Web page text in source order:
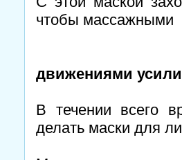
чтобы массажными
движениями
В течении всего
делать маски для